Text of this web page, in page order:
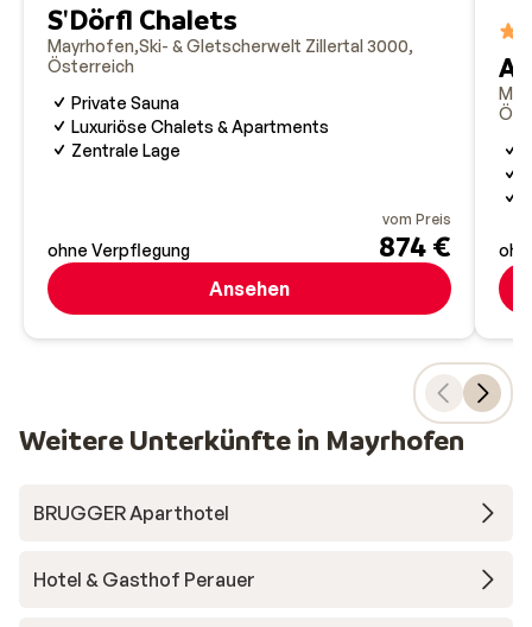
S'Dörfl Chalets
Mayrhofen Ski- & Gletscherwelt Zillertal 3000
Österreich
Private Sauna
Luxuriöse Chalets & Apartments
Zentrale Lage
ohne Verpflegung
vom Preis
874 €
Ansehen
Weitere Unterkünfte in Mayrhofen
BRUGGER Aparthotel
Hotel & Gasthof Perauer